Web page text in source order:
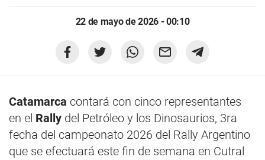
22 de mayo de 2026 - 00:10
Catamarca contará con cinco representantes
en el Rally del Petróleo y los Dinosaurios, 3ra
fecha del campeonato 2026 del Rally Argentino
que se efectuará este fin de semana en Cutral